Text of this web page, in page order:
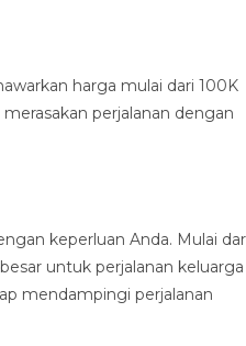
harga mulai dari 100K
perjalanan dengan
keperluan Anda. Mulai
untuk perjalanan keluarga
mendampingi perjalanan